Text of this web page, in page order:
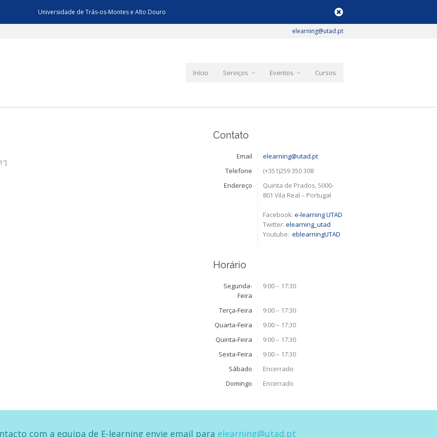
Universidade de Trás-os-Montes e Alto Douro
elearning@utad.pt
Início Serviços Eventos Cursos
Contato
Email
elearning@utad.pt
Telefone
(+351)259 350 308
Endereço
Quinta de Prados, 5000-
801 Vila Real – Portugal
Facebook:e-learning UTAD
Twitter:elearning_utad
Youtube:eblearningUTAD​
Horário
Segunda-
Feira
9:00 – 17:30
Terça-Feira
9:00 – 17:30
Quarta-Feira
9:00 – 17:30
Quinta-Feira
9:00 – 17:30
Sexta-Feira
9:00 – 17:30
Sábado
Encerrado
Domingo
Encerrado
com a equipa de E-learning envie email para elearning@utad.pt